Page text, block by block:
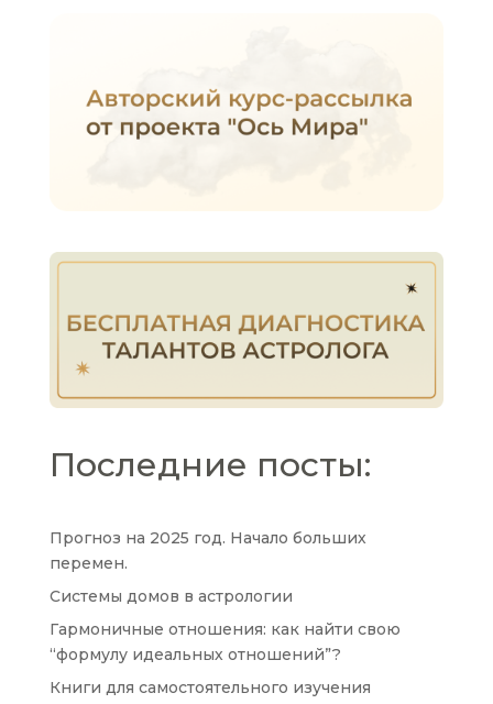
Последние посты:
Прогноз на 2025 год. Начало больших
перемен.
Системы домов в астрологии
Гармоничные отношения: как найти свою
“формулу идеальных отношений”?
Книги для самостоятельного изучения